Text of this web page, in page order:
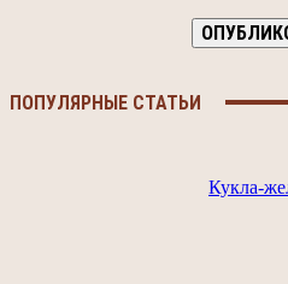
ПОПУЛЯРНЫЕ СТАТЬИ
Кукла-